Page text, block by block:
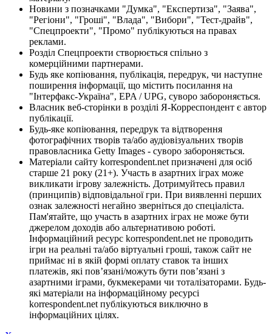
Новини з позначками "Думка", "Експертиза", "Заява",
"Регіони", "Гроші", "Влада", "Вибори", "Тест-драйв",
"Спецпроекти", "Промо" публікуються на правах
реклами.
Розділ Спецпроекти створюється спільно з
комерційними партнерами.
Будь яке копіювання, публікація, передрук, чи наступне
поширення інформації, що містить посилання на
"Інтерфакс-Україна", EPA / UPG, суворо забороняється.
Власник веб-сторінки в розділі Я-Корреспондент є автор
публікації.
Будь-яке копіювання, передрук та відтворення
фотографічних творів та/або аудіовізуальних творів
правовласника Getty Images - суворо забороняється.
Матеріали сайту korrespondent.net призначені для осіб
старше 21 року (21+). Участь в азартних іграх може
викликати ігрову залежність. Дотримуйтесь правил
(принципів) відповідальної гри. При виявленні перших
ознак залежності негайно зверніться до спеціаліста.
Пам'ятайте, що участь в азартних іграх не може бути
джерелом доходів або альтернативою роботі.
Інформаційний ресурс korrespondent.net не проводить
ігри на реальні та/або віртуальні гроші, також сайт не
приймає ні в якій формі оплату ставок та інших
платежів, які пов’язані/можуть бути пов’язані з
азартними іграми, букмекерами чи тоталізаторами. Будь-
які матеріали на інформаційному ресурсі
korrespondent.net публікуються виключно в
інформаційних цілях.